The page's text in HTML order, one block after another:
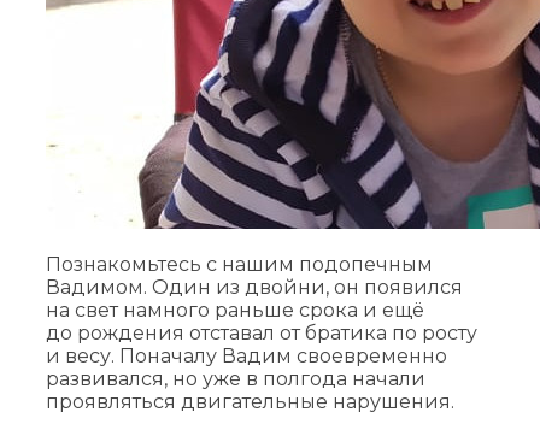
Познакомьтесь с нашим подопечным
Вадимом. Один из двойни, он появился
на свет намного раньше срока и ещё
до рождения отставал от братика по росту
и весу. Поначалу Вадим своевременно
развивался, но уже в полгода начали
проявляться двигательные нарушения.